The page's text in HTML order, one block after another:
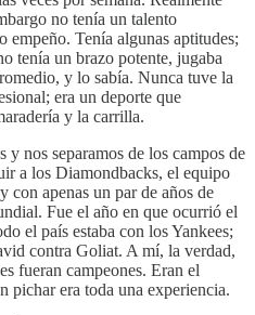
no tenía un talento
empeño. Tenía algunas aptitudes;
tenía un brazo potente, jugaba
y lo sabía. Nunca tuve la
era un deporte que
y la carrilla.
nos separamos de los campos de
a los Diamondbacks, el equipo
con apenas un par de años de
Fue el año en que ocurrió el
el país estaba con los Yankees;
contra Goliat. A mí, la verdad,
fueran campeones. Eran el
pichar era toda una experiencia.